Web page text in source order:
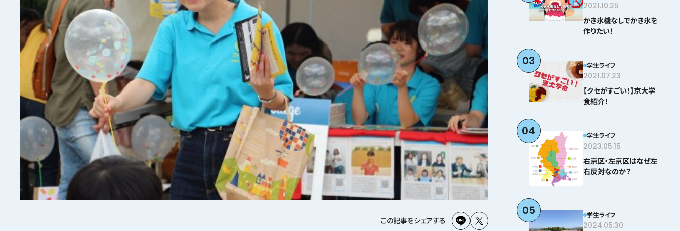
この記事をシェアする
2021.10.25
かき氷機なしでかき氷を
作りたい！
03 学生ライフ
2021.07.23
【クセがすごい！】京大学
食紹介！
04 学生ライフ
2023.05.15
右京区・左京区はなぜ左
右反対なのか？
05 学生ライフ
2024.05.30